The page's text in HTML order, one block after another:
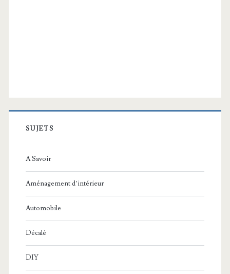
SUJETS
A Savoir
Aménagement d’intérieur
Automobile
Décalé
DIY